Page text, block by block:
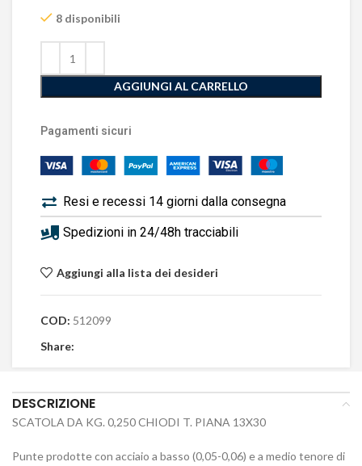
8 disponibili
AGGIUNGI AL CARRELLO
Pagamenti sicuri
Resi e recessi 14 giorni dalla consegna
Spedizioni in 24/48h tracciabili
Aggiungi alla lista dei desideri
COD: 512099
Share:
DESCRIZIONE
SCATOLA DA KG. 0,250 CHIODI T. PIANA 13X30
Punte prodotte con acciaio a basso (0,05-0,06) e a medio tenore di